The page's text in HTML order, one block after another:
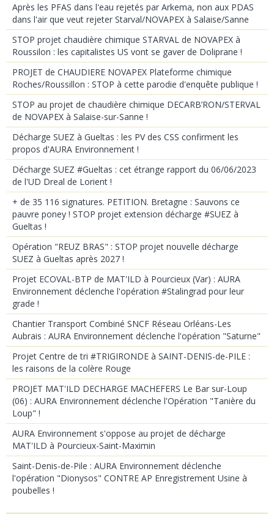
Après les PFAS dans l'eau rejetés par Arkema, non aux PDAS
dans l'air que veut rejeter Starval/NOVAPEX à Salaise/Sanne
STOP projet chaudière chimique STARVAL de NOVAPEX à
Roussilon : les capitalistes US vont se gaver de Doliprane !
PROJET de CHAUDIERE NOVAPEX Plateforme chimique
Roches/Roussillon : STOP à cette parodie d'enquête publique !
STOP au projet de chaudière chimique DECARB’RON/STERVAL
de NOVAPEX à Salaise-sur-Sanne !
Décharge SUEZ à Gueltas : les PV des CSS confirment les
propos d'AURA Environnement !
Décharge SUEZ #Gueltas : cet étrange rapport du 06/06/2023
de l'UD Dreal de Lorient !
+ de 35 116 signatures. PETITION. Bretagne : Sauvons ce
pauvre poney ! STOP projet extension décharge #SUEZ à
Gueltas !
Opération "REUZ BRAS" : STOP projet nouvelle décharge
SUEZ à Gueltas après 2027 !
Projet ECOVAL-BTP de MAT'ILD à Pourcieux (Var) : AURA
Environnement déclenche l'opération #Stalingrad pour leur
grade !
Chantier Transport Combiné SNCF Réseau Orléans-Les
Aubrais : AURA Environnement déclenche l'opération "Saturne"
Projet Centre de tri #TRIGIRONDE à SAINT-DENIS-de-PILE :
les raisons de la colère Rouge
PROJET MAT'ILD DECHARGE MACHEFERS Le Bar sur-Loup
(06) : AURA Environnement déclenche l'Opération "Tanière du
Loup" !
AURA Environnement s'oppose au projet de décharge
MAT'ILD à Pourcieux-Saint-Maximin
Saint-Denis-de-Pile : AURA Environnement déclenche
l'opération "Dionysos" CONTRE AP Enregistrement Usine à
poubelles !